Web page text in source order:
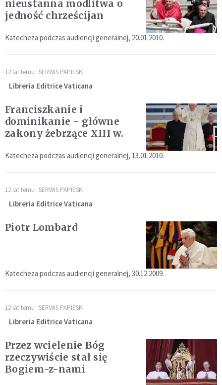
nieustanna modlitwa o
jedność chrześcijan
Katecheza podczas audiencji generalnej, 20.01.2010.
12 lat temu SERWIS PAPIESKI
Libreria Editrice Vaticana
Franciszkanie i
dominikanie - główne
zakony żebrzące XIII w.
Katecheza podczas audiencji generalnej, 13.01.2010.
12 lat temu SERWIS PAPIESKI
Libreria Editrice Vaticana
Piotr Lombard
Katecheza podczas audiencji generalnej, 30.12.2009.
12 lat temu SERWIS PAPIESKI
Libreria Editrice Vaticana
Przez wcielenie Bóg
rzeczywiście stał się
Bogiem-z-nami